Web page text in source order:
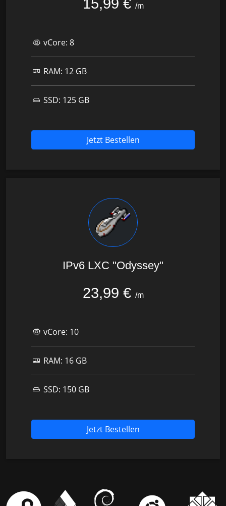
15,99 € /m
vCore: 8
RAM: 12 GB
SSD: 125 GB
Jetzt Bestellen
IPv6 LXC "Odyssey"
23,99 € /m
vCore: 10
RAM: 16 GB
SSD: 150 GB
Jetzt Bestellen